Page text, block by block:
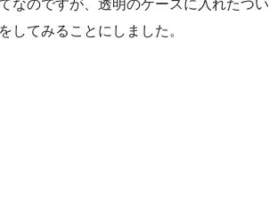
なのですが、透明のケースに入れたつい
してみることにしました。